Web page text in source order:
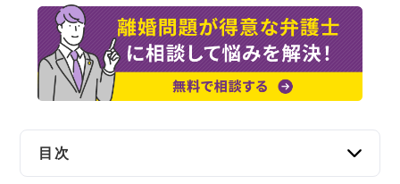
債権回収
IT・ネット
企業法務
目次